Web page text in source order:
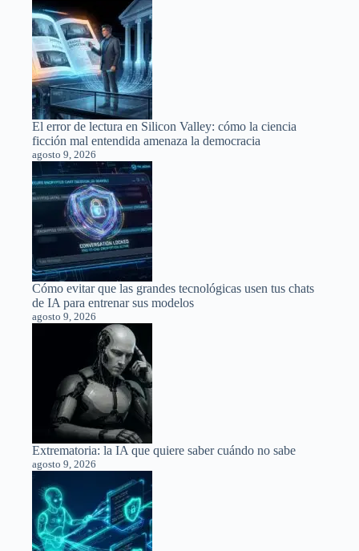
El error de lectura en Silicon Valley: cómo la ciencia
ficción mal entendida amenaza la democracia
agosto 9, 2026
Cómo evitar que las grandes tecnológicas usen tus chats
de IA para entrenar sus modelos
agosto 9, 2026
Extrematoria: la IA que quiere saber cuándo no sabe
agosto 9, 2026